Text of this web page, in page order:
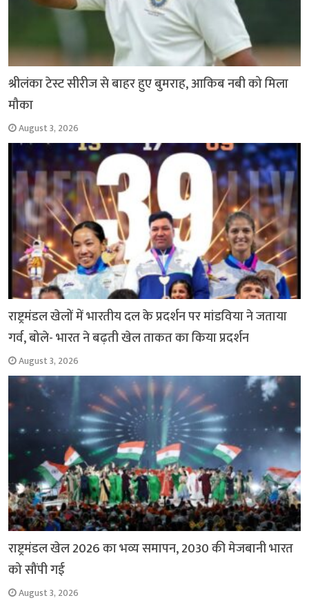
श्रीलंका टेस्ट सीरीज से बाहर हुए बुमराह, आकिब नबी को मिला
मौका
August 3, 2026
राष्ट्रमंडल खेलों में भारतीय दल के प्रदर्शन पर मांडविया ने जताया
गर्व, बोले- भारत ने बढ़ती खेल ताकत का किया प्रदर्शन
August 3, 2026
राष्ट्रमंडल खेल 2026 का भव्य समापन, 2030 की मेजबानी भारत
को सौंपी गई
August 3, 2026